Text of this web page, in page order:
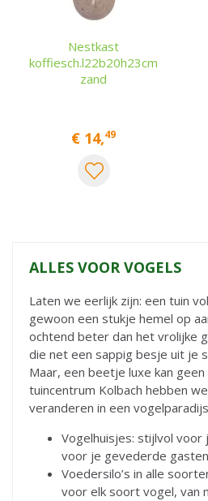
Nestkast
koffiesch.l22b20h23cm
zand
€ 14,49
ALLES VOOR VOGELS
Laten we eerlijk zijn: een tuin
gewoon een stukje hemel op
ochtend beter dan het vrolijke
die net een sappig besje uit je
Maar, een beetje luxe kan geen
tuincentrum Kolbach hebben
veranderen in een
Vogelhuisjes: stijlvol voor
voor je gevederde
Voedersilo’s in alle
voor elk soort vogel, van